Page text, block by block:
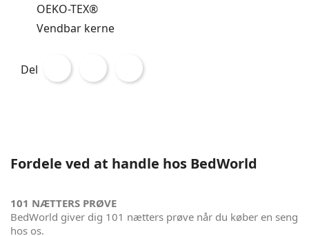
OEKO-TEX®
Vendbar kerne
Del
Fordele ved at handle hos BedWorld
101 NÆTTERS PRØVE
BedWorld giver dig 101 nætters prøve når du køber en seng
hos os.